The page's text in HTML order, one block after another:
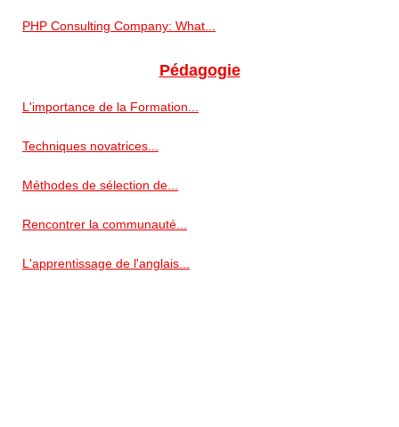
PHP Consulting Company: What...
Pédagogie
L'importance de la Formation...
Techniques novatrices...
Méthodes de sélection de...
Rencontrer la communauté...
L'apprentissage de l'anglais...